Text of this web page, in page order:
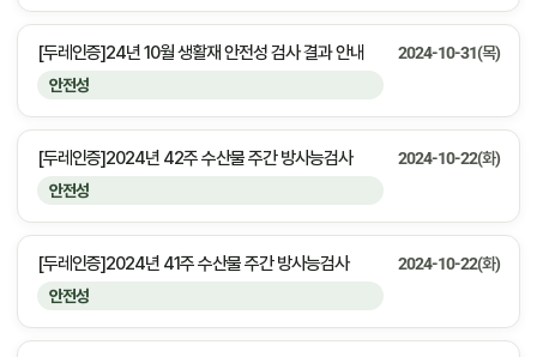
안전성
[두레인증]24년 10월 생활재 안전성 검사 결과 안내 2024-10-31(목)
안전성
[두레인증]2024년 42주 수산물 주간 방사능검사 2024-10-22(화)
안전성
[두레인증]2024년 41주 수산물 주간 방사능검사 2024-10-22(화)